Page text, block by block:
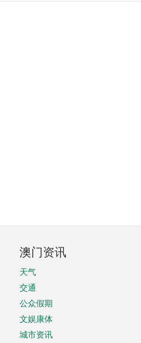
澳门资讯
天气
交通
公众假期
文娱康体
城市资讯